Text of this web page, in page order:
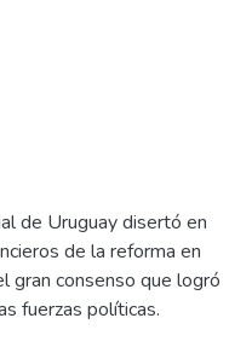
de Uruguay disertó en
de la reforma en
gran consenso que logró
fuerzas políticas.